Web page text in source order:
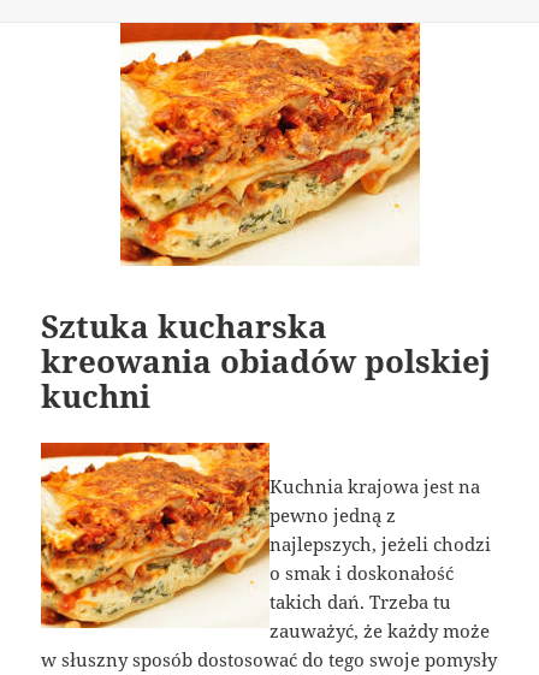
Sztuka kucharska
kreowania obiadów polskiej
kuchni
Kuchnia krajowa jest na
pewno jedną z
najlepszych, jeżeli chodzi
o smak i doskonałość
takich dań. Trzeba tu
zauważyć, że każdy może
w słuszny sposób dostosować do tego swoje pomysły